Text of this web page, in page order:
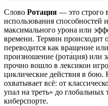
Слово Ротация — это строго
использования способностей
максимального урона или
времени. Термин происходит
переводится как вращение
произношение (рота́ция) или
прочно вошло в лексикон
циклические действия в бою.
охватывает всё: от
упал на треть» до глобальных
киберспорте.